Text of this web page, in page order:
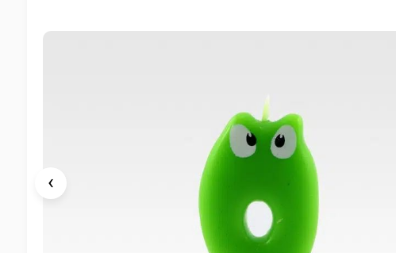
‹